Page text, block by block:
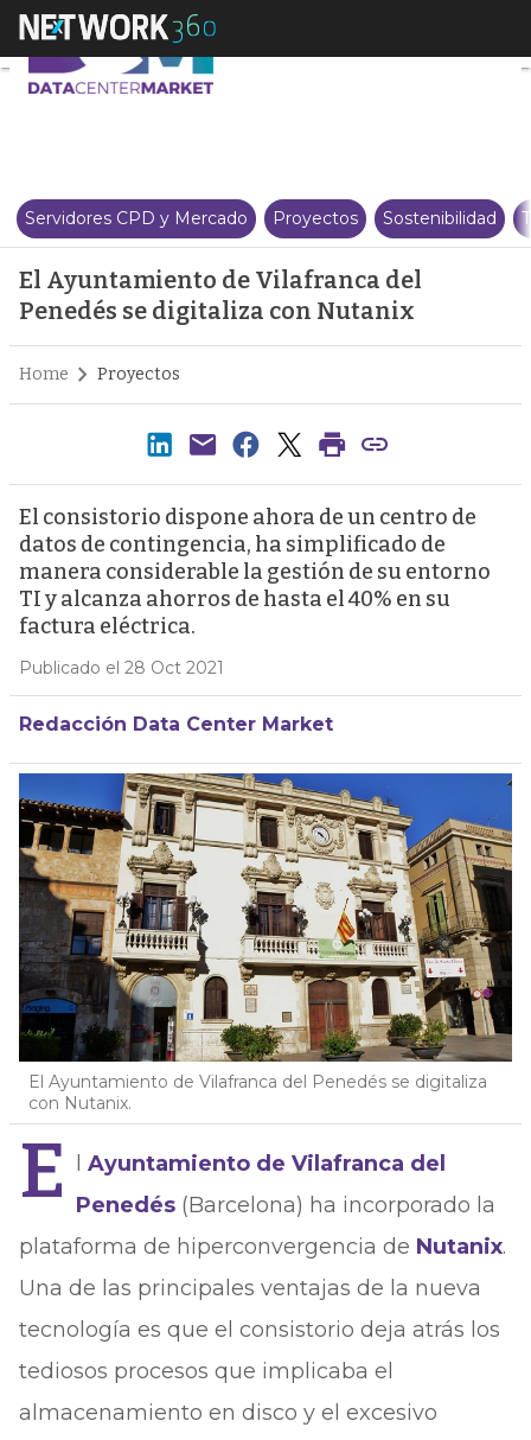
El Ayuntamiento de Vilafranca
Servidores CPD y Mercado Proyectos Sostenibilidad
El Ayuntamiento de Vilafranca del
Penedés se digitaliza con Nutanix
Home Proyectos
El consistorio dispone ahora de un centro de
datos de contingencia, ha simplificado de
manera considerable la gestión de su entorno
TI y alcanza ahorros de hasta el 40% en su
factura eléctrica.
Publicado el 28 Oct 2021
Redacción Data Center Market
El Ayuntamiento de Vilafranca del Penedés se digitaliza
con Nutanix.
E
Ayuntamiento de Vilafranca del
Penedés(Barcelona) ha incorporado la
plataforma de hiperconvergencia de Nutanix.
Una de las principales ventajas de la nueva
tecnología es que el consistorio deja atrás los
tediosos procesos que implicaba el
almacenamiento en disco y el excesivo